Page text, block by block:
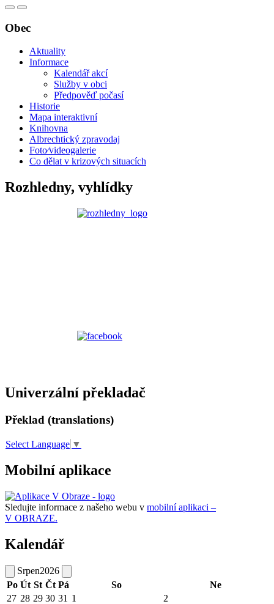
Obec
Aktuality
Informace
Kalendář akcí
Služby v obci
Předpověď počasí
Historie
Mapa interaktivní
Knihovna
Albrechtický zpravodaj
Foto⁄videogalerie
Co dělat v krizových situacích
Rozhledny, vyhlídky
Univerzální překladač
Překlad (translations)
Select Language ▼
Mobilní aplikace
Sledujte informace z našeho webu v mobilní aplikaci –
V OBRAZE.
Kalendář
Srpen2026
Po Út St Čt Pá So
Ne
27 28 29 30 31 1
2